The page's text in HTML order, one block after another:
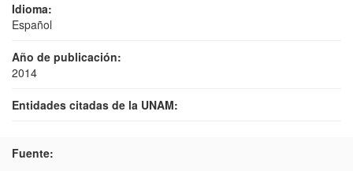
Idioma:
Español
Año de publicación:
2014
Entidades citadas de la UNAM:
Fuente: